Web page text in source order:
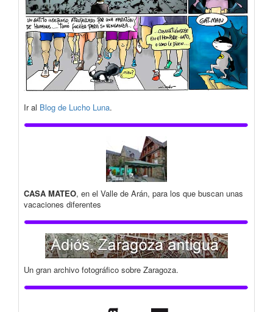
Ir al Blog de Lucho Luna.
CASA MATEO, en el Valle de Arán, para los que buscan unas
vacaciones diferentes
Un gran archivo fotográfico sobre Zaragoza.